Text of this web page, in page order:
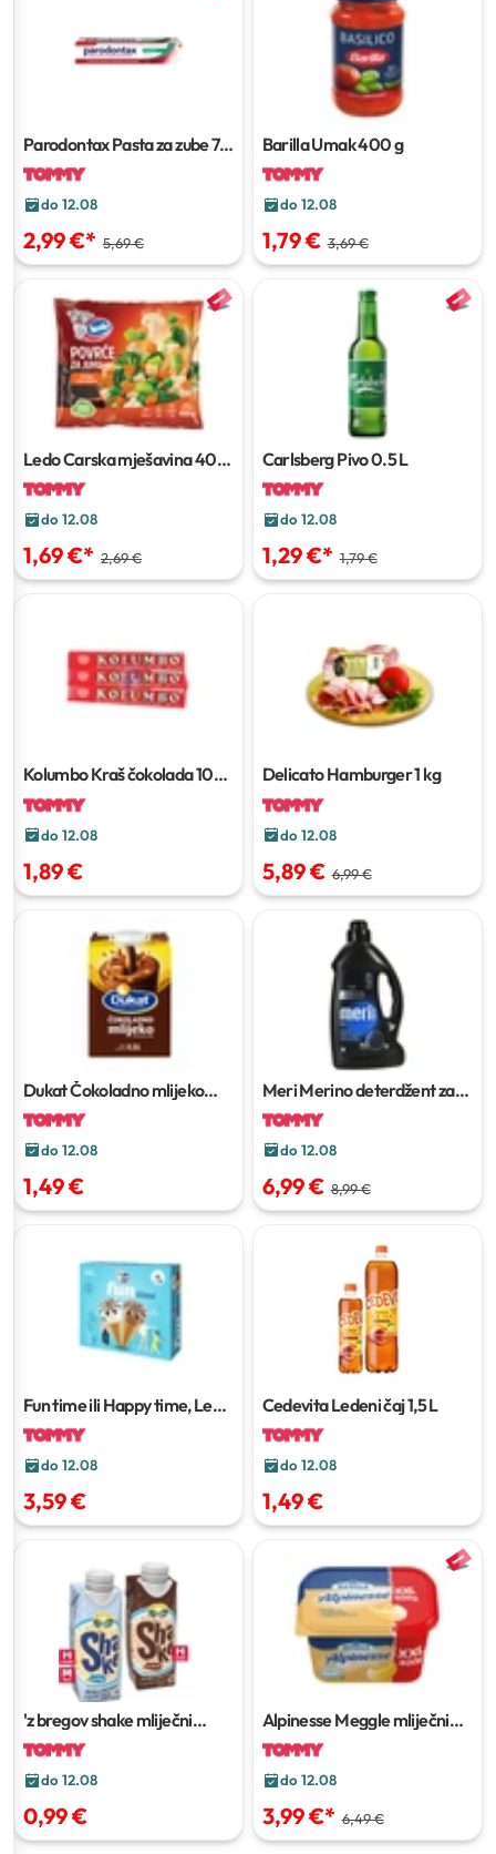
Parodontax Pasta za zube75
ml
do 12.08
2,99 €* 5,69 €
Barilla Umak400 g
do 12.08
1,79 € 3,69 €
Ledo Carska mješavina400
g
do 12.08
1,69 €* 2,69 €
Carlsberg Pivo0.5 L
do 12.08
1,29 €* 1,79 €
Kolumbo Kraš čokolada100
g
do 12.08
1,89 €
Delicato Hamburger1 kg
do 12.08
5,89 € 6,99 €
Dukat Čokoladno mlijeko
500 ml
do 12.08
1,49 €
Meri Merino deterdžent za
pranje rublje
do 12.08
6,99 € 8,99 €
Fun time ili Happy time, Ledo
Sladoled
ml
do 12.08
3,59 €
Cedevita Ledeni čaj1,5 L
do 12.08
1,49 €
'z bregov shake mliječni
napitak235 ml
do 12.08
0,99 €
Alpinesse Meggle mliječni
namaz400 g
do 12.08
3,99 €* 6,49 €